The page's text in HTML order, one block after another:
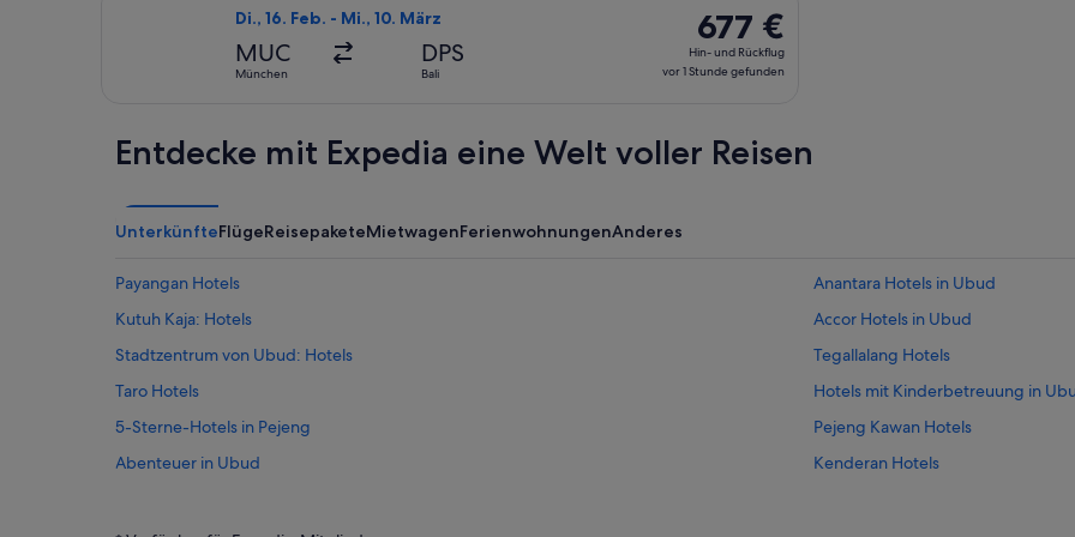
Di., 16. Feb. - Mi., 10. März
MUC
München
DPS
Bali
677 €
Hin-
und
1 Stunde
gefunden
677 €
Hin- und Rückflug
vor 1 Stunde gefunden
Entdecke mit Expedia eine Welt voller Reisen
UnterkünfteFlügeReisepaketeMietwagenFerienwohnungenAnderes
Payangan Hotels
Anantara Hotels in Ubud
Kutuh Kaja: Hotels
Accor Hotels in Ubud
Stadtzentrum von Ubud: Hotels
Tegallalang Hotels
Taro Hotels
Hotels mit Kinderbetreuung in
5-Sterne-Hotels in Pejeng
Pejeng Kawan Hotels
Abenteuer in Ubud
Kenderan Hotels